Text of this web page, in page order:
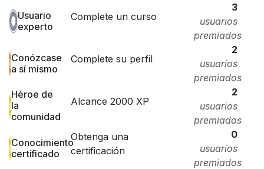
Usuario
experto
Complete un curso
3
usuarios
premiados
Conózcase
a sí mismo
Complete su perfil
2
usuarios
premiados
Héroe de
la
comunidad
Alcance 2000 XP
2
usuarios
premiados
Conocimiento
certificado
Obtenga una
certificación
0
usuarios
premiados